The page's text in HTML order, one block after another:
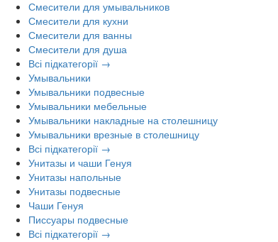
Смесители для умывальников
Смесители для кухни
Смесители для ванны
Смесители для душа
Всі підкатегорії →
Умывальники
Умывальники подвесные
Умывальники мебельные
Умывальники накладные на столешницу
Умывальники врезные в столешницу
Всі підкатегорії →
Унитазы и чаши Генуя
Унитазы напольные
Унитазы подвесные
Чаши Генуя
Писсуары подвесные
Всі підкатегорії →